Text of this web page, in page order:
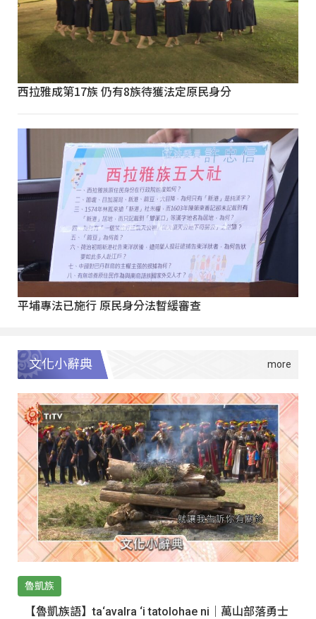
西拉雅成第17族 仍有8族待獲法定原民身分
平埔專法已施行 原民身分法暫緩審查
文化小辭典
魯凱族
【魯凱族語】ta‘avalra ‘i tatolohae ni｜萬山部落勇士